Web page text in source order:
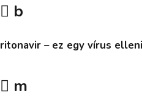
 b
ritonavir – ez egy vírus
 m